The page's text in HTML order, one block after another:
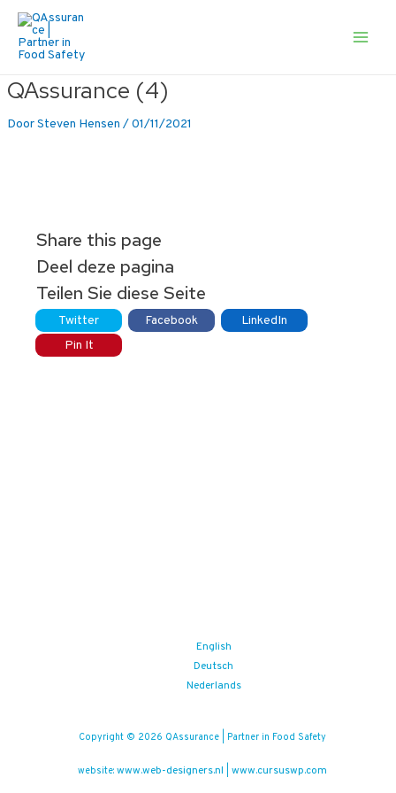
naar
QAssurance (4)
DoorSteven Hensen /01/11/2021
Share this page
Deel deze pagina
Teilen Sie diese Seite
Twitter Facebook
LinkedIn
Pin It
English
Deutsch
Nederlands
Copyright © 2026 QAssurance | Partner in Food Safety
website: www.web-designers.nl www.cursuswp.com